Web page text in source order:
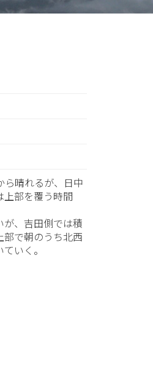
ら晴れるが、日中
上部を覆う時間
、吉田側では積
で朝のうち北西
いく。